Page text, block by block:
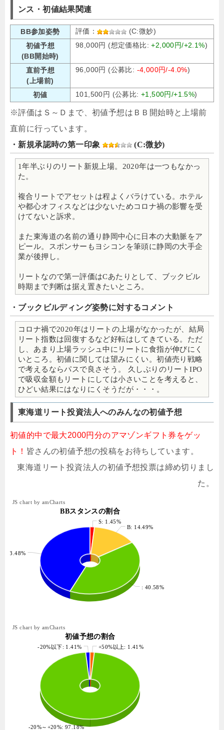
ンス・初値結果関連
BB参加姿勢 評価：
(C:微妙)
初値予想
(BB開始時)
98,000円 (想定価格比:+2,000円/+2.1%)
直前予想
(上場前)
96,000円 (公募比: -4,000円/-4.0%)
初値 101,500円 (公募比: +1,500円/+1.5%)
※評価はＳ～Ｄまで、初値予想はＢＢ開始時と上場前
直前に行っています。
・新規承認時の第一印象
(C:微妙)
1年半ぶりのリート新規上場。2020年は一つもなかっ
た。
複合リートでアセットは程よくバラけている。ホテル
や都心オフィスなどは少ないためコロナ禍の影響を受
けてないと訴求。
また東海道の名前の通り静岡中心に日本の大動脈をア
ピール。スポンサーもヨシコンを筆頭に静岡の大手企
業が後押し。
リートなので第一評価はCあたりとして、ブックビル
時期まで判断は据え置きたいところ。
・ブックビルディング姿勢に対するコメント
コロナ禍で2020年はリートの上場がなかったが、結局
リート指数は回復するなど好転はしてきている。ただ
し、あまり上場ラッシュ中にリートに食指が伸びにく
いところ。初値に関しては望みにくい。初値売り戦略
で考えるならパスで良さそう。 久しぶりのリートIPO
で吸収金額もリートにしては小さいことを考えると、
ひどい結果にはなりにくそうだが・・・。
東海道リート投資法人へのみんなの初値予想
初値的中で最大2000円分のアマゾンギフト券をゲッ
ト！ 皆さんの初値予想の投稿をお待ちしています。
東海道リート投資法人の初値予想投票は締め切りまし
た。
: 43.48%
S: 1.45%
B: 14.49%
: 40.58%
BBスタンスの割合
JS chart by amCharts
-20%以下: 1.41% +50%以上: 1.41%
-20%～+20%: 97.18%
初値予想の割合
JS chart by amCharts